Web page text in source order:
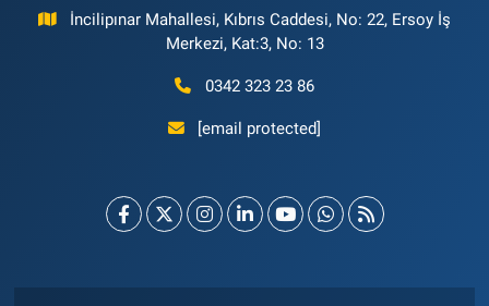
İncilipınar Mahallesi, Kıbrıs Caddesi, No: 22, Ersoy İş
Merkezi, Kat:3, No: 13
0342 323 23 86
[email protected]